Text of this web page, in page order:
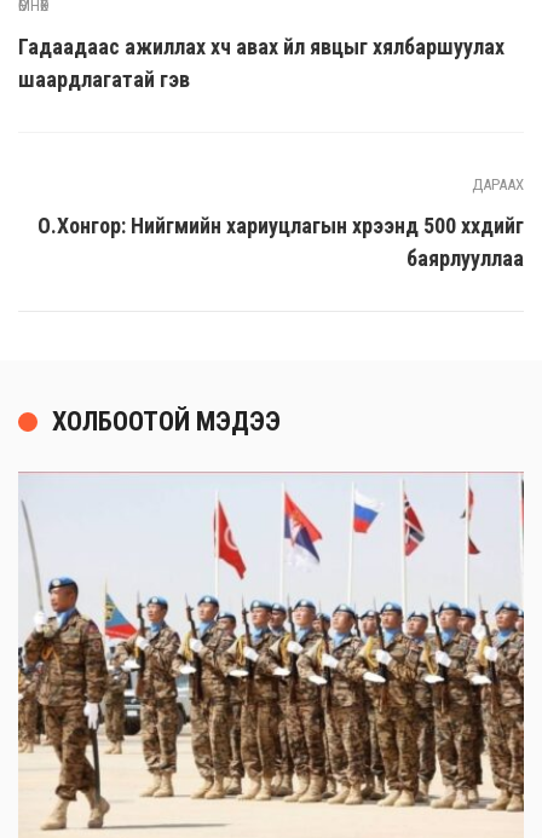
ӨМНӨХ
Гадаадаас ажиллах хүч авах үйл явцыг хялбаршуулах
шаардлагатай гэв
ДАРААХ
О.Хонгор: Нийгмийн хариуцлагын хүрээнд 500 хүүхдийг
баярлууллаa
ХОЛБООТОЙ МЭДЭЭ